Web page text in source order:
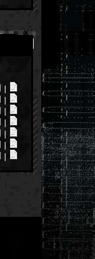
|
|
|
|
|
|
|